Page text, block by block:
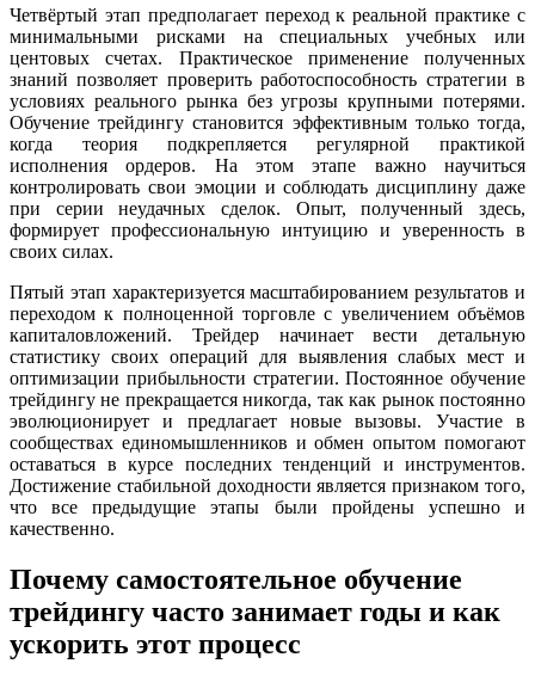
Четвёртый этап предполагает переход к реальной практике с
минимальными рисками на специальных учебных или
центовых счетах. Практическое применение полученных
знаний позволяет проверить работоспособность стратегии в
условиях реального рынка без угрозы крупными потерями.
Обучение трейдингу становится эффективным только тогда,
когда теория подкрепляется регулярной практикой
исполнения ордеров. На этом этапе важно научиться
контролировать свои эмоции и соблюдать дисциплину даже
при серии неудачных сделок. Опыт, полученный здесь,
формирует профессиональную интуицию и уверенность в
своих силах.
Пятый этап характеризуется масштабированием результатов и
переходом к полноценной торговле с увеличением объёмов
капиталовложений. Трейдер начинает вести детальную
статистику своих операций для выявления слабых мест и
оптимизации прибыльности стратегии. Постоянное обучение
трейдингу не прекращается никогда, так как рынок постоянно
эволюционирует и предлагает новые вызовы. Участие в
сообществах единомышленников и обмен опытом помогают
оставаться в курсе последних тенденций и инструментов.
Достижение стабильной доходности является признаком того,
что все предыдущие этапы были пройдены успешно и
качественно.
Почему самостоятельное обучение
трейдингу часто занимает годы и как
ускорить этот процесс